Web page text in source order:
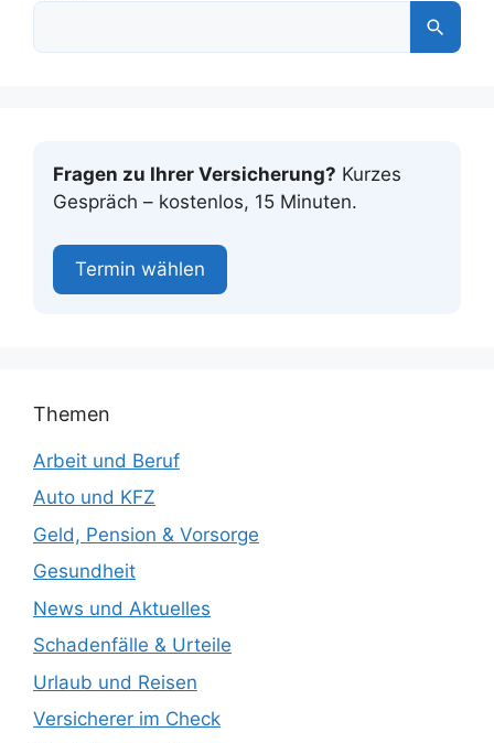
Fragen zu Ihrer Versicherung? Kurzes
Gespräch – kostenlos, 15 Minuten.
Termin wählen
Themen
Arbeit und Beruf
Auto und KFZ
Geld, Pension & Vorsorge
Gesundheit
News und Aktuelles
Schadenfälle & Urteile
Urlaub und Reisen
Versicherer im Check